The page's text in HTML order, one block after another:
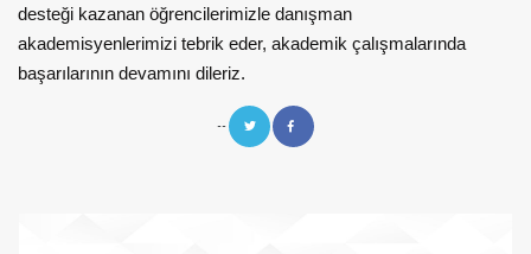
desteği kazanan öğrencilerimizle danışman
akademisyenlerimizi tebrik eder, akademik çalışmalarında
başarılarının devamını dileriz.
--